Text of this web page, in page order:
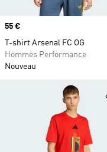
Prix
55 €
T-shirt Arsenal FC OG
Hommes Performance
Nouveau